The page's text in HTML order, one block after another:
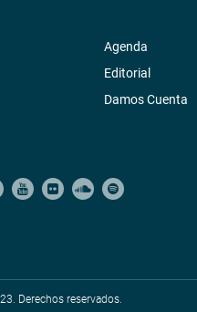
Agenda
Editorial
Damos Cuenta
Derechos reservados.